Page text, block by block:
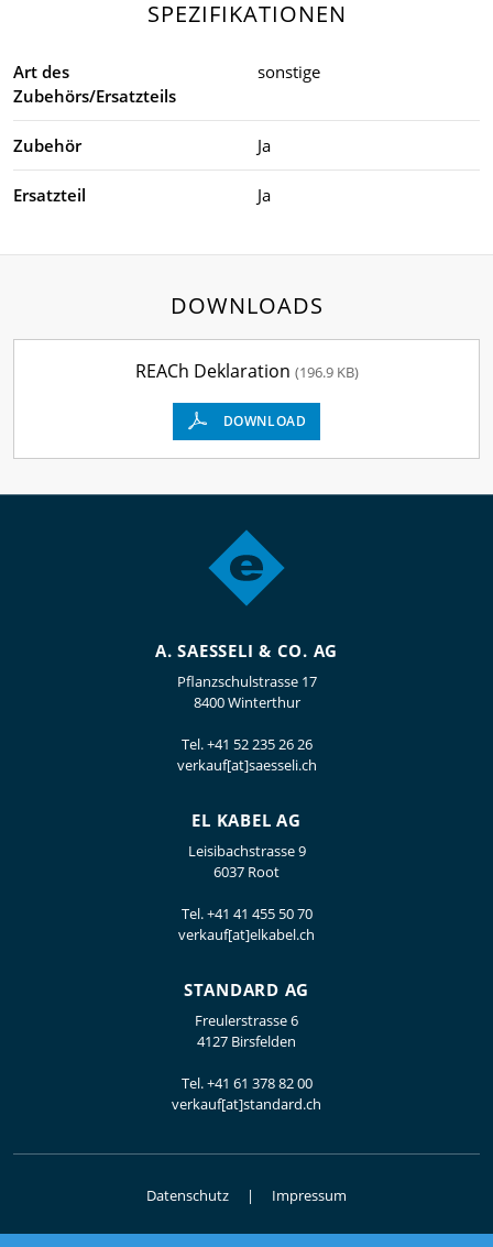
SPEZIFIKATIONEN
Art des
Zubehörs/Ersatzteils
sonstige
Zubehör Ja
Ersatzteil Ja
DOWNLOADS
REACh Deklaration (196.9 KB)
DOWNLOAD
A. SAESSELI & CO. AG
Pflanzschulstrasse 17
8400 Winterthur
Tel.+41 52 235 26 26
verkauf[at]saesseli.ch
EL KABEL AG
Leisibachstrasse 9
6037 Root
Tel.+41 41 455 50 70
verkauf[at]elkabel.ch
STANDARD AG
Freulerstrasse 6
4127 Birsfelden
Tel.+41 61 378 82 00
verkauf[at]standard.ch
Datenschutz Impressum